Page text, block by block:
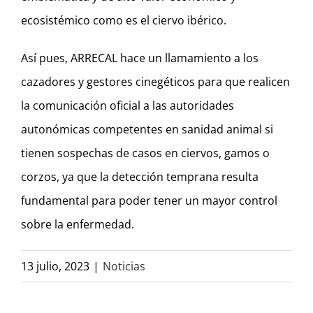
ecosistémico como es el ciervo ibérico.
Así pues, ARRECAL hace un llamamiento a los
cazadores y gestores cinegéticos para que realicen
la comunicación oficial a las autoridades
autonómicas competentes en sanidad animal si
tienen sospechas de casos en ciervos, gamos o
corzos, ya que la detección temprana resulta
fundamental para poder tener un mayor control
sobre la enfermedad.
13 julio, 2023 | Noticias